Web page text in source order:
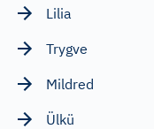
Lilia
Trygve
Mildred
Ülkü